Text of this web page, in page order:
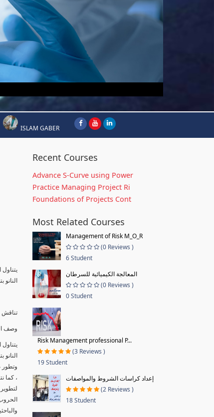
ISLAM GABER
تناقش
وصف
وتطور
، كما
Recent Courses
Advance S-Curve using Power
Practice Managing Project Ri
Foundations of Projects Cont
Most Related Courses
Management of Risk M_O_R
(0 Reviews )
6 Student
المعالجة الكيميائية للسرطان
(0 Reviews )
0 Student
Risk Management professional P...
(3 Reviews )
19 Student
إعداد كراسات الشروط والمواصفات
(2 Reviews )
18 Student